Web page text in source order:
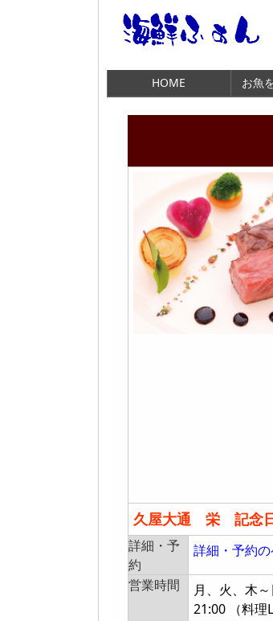
HOME お魚
久屋大通 栄 記
詳細・予
約
詳細・予約
営業時間
月、火、木
21:00 （料理